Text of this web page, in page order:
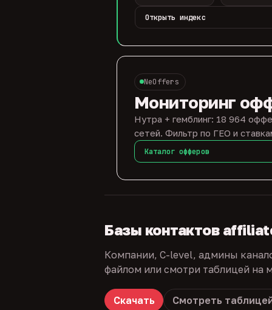
Открыть индекс
NeOffers
Мониторинг
Нутра + гемблинг: 18 964
сетей. Фильтр по ГЕО и
Каталог офферов
Базы контактов
Компании, C-level, админы
файлом или смотри таблицей на
Скачать Смотреть